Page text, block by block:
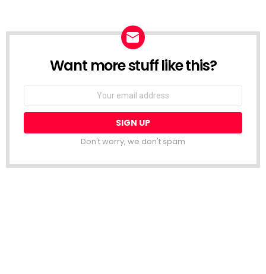
NEWSLETTER
Want more stuff like this?
Email
Don't worry, we don't spam